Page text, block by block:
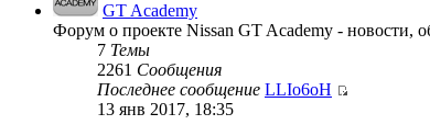
GT Academy
Форум о проекте Nissan GT Academy - новости,
7 Темы
2261 Сообщения
Последнее сообщение LLIo6oH
13 янв 2017, 18:35